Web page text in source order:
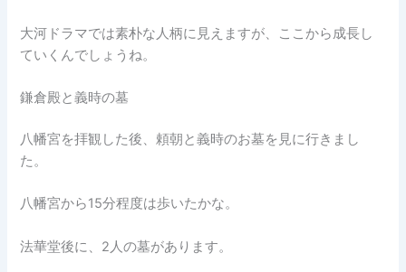
大河ドラマでは素朴な人柄に見えますが、ここから成長し
ていくんでしょうね。
鎌倉殿と義時の墓
八幡宮を拝観した後、頼朝と義時のお墓を見に行きまし
た。
八幡宮から15分程度は歩いたかな。
法華堂後に、2人の墓があります。